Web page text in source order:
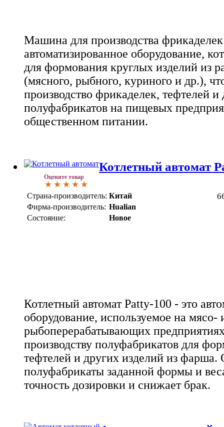
Машина для производства
автоматизированное оборудование,
для формования круглых изделий из
(мясного, рыбного, куриного и др.),
производство фрикаделек, тефтелей
полуфабрикатов на пищевых
общественном питании.
Оцените товар
Котлетный автомат
Страна-производитель: Китай
Фирма-производитель: Hualian
Состояние:
Новое
Котлетный автомат Patty-100 - это
оборудование, используемое на мясо-
рыбоперерабатывающих
производству полуфабрикатов для
тефтелей и других изделий из
полуфабрикаты заданной формы и
точность дозировки и снижает брак.